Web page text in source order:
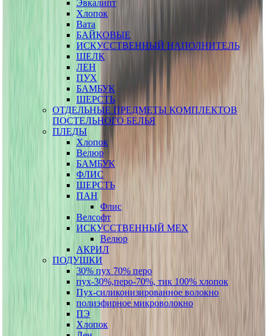
Эвкалипт
Хлопок
Вата
БАЙКОВЫЕ
ИСКУССТВЕННЫЙ НАПОЛНИТЕЛЬ
ШЕЛК
ЛЕН
ПУХ
БАМБУК
ШЕРСТЬ
ОТДЕЛЬНЫЕ ПРЕДМЕТЫ КОМПЛЕКТОВ
ПОСТЕЛЬНОГО БЕЛЬЯ
ПЛЕДЫ
Хлопок
Велюр
БАМБУК
ФЛИС
ШЕРСТЬ
ПАН
Флис
Велсофт
ИСКУССТВЕННЫЙ МЕХ
Велюр
АКРИЛ
ПОДУШКИ
30% пух 70% перо
пух-30%,перо-70%, тик 100% хлопок
Пух-силиконизированное волокно
полиэфирное микроволокно
ПЭ
Хлопок